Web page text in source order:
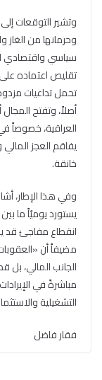
وتشير التوقعات
وحرمانها من الغاز
سياسي واقتصادي
تقليص اعتماده
تحمل تداعيات
أصلاً، وتفتح
العراقية، خصوصاً
يفاقم العجز
خانقة.
وفي هذا الإطار،
انقطاع مفاجئ قد
مضيفاً أن
الجانب المالي،
مباشرةً في
التشغيلية
فقار فاضل